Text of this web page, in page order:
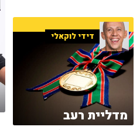
דידי לוקאלי
מדליית רעב